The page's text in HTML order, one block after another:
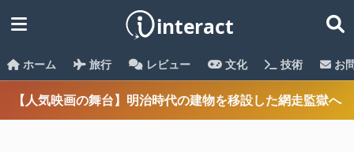
ホーム 旅行 レビュー 文化 技術 お
【人気映画の舞台】明治時代の建物を移設した網走監獄へ